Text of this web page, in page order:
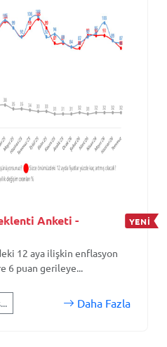
Anketi -
YENİ
12 aya ilişkin enflasyon
6 puan gerileye...
Daha Fazla